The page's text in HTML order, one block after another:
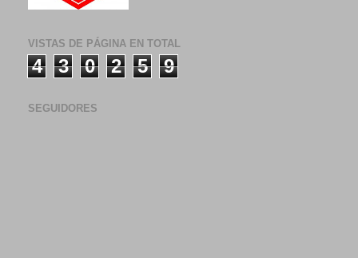
VISTAS DE PÁGINA EN TOTAL
4 3 0 2 5 9
SEGUIDORES